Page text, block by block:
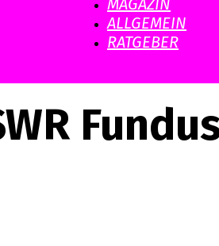
MAGAZIN
ALLGEMEIN
RATGEBER